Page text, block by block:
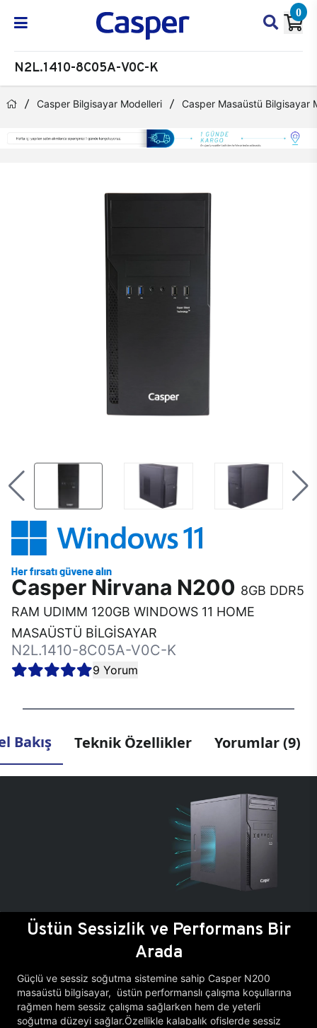
0
N2L.1410-8C05A-V0C-K
Casper Bilgisayar Modelleri Casper Masaüstü Bilgisayar
Casper Nirvana N200 8GB DDR5
RAM UDIMM 120GB WINDOWS 11 HOME
MASAÜSTÜ BİLGİSAYAR
N2L.1410-8C05A-V0C-K
9 Yorum
Bakış Teknik Özellikler Yorumlar (9)
Üstün Sessizlik ve Performans Bir
Arada
Güçlü ve sessiz soğutma sistemine sahip Casper N200
masaüstü bilgisayar, üstün performanslı çalışma koşullarına
rağmen hem sessiz çalışma sağlarken hem de yeterli
soğutma düzeyi sağlar.Özellikle kalabalık ofislerde sessiz